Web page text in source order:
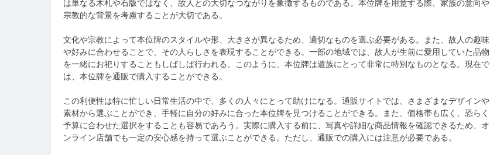
は単なる木札や石版ではなく、故人との大切なつながりを象徴するものである。本位牌を用意する際、家族の意向や
宗教的な背景を考慮することが大切である。
文化や宗教によって本位牌のスタイルや形、大きさが異なるため、適切なものを選ぶ必要がある。また、故人の趣味
や好みに合わせることで、その人らしさを表現することができる。一部の地域では、故人が生前に愛用していた品物
を一緒にお祀りすることもしばしば行われる。このように、本位牌は遺族にとって非常に特別なものとなる。現在で
は、本位牌を通販で購入することができる。
この利便性は特に忙しい日常生活の中で、多くの人々にとって助けになる。通販サイトでは、さまざまなデザインや
素材から選ぶことができ、手軽に自分の好みに合った本位牌を見つけることができる。また、価格帯も広く、恐らく
予算に合わせた選択をすることも容易であろう。実際に購入する前に、写真や詳細な商品情報を確認できるため、オ
ンライン店舗でも一定の安心感を持って選ぶことができる。ただし、通販での購入には注意が必要である。